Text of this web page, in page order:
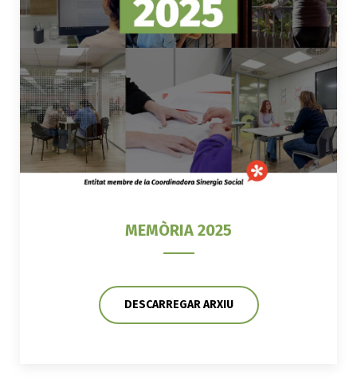
MEMÒRIA 2025
DESCARREGAR ARXIU